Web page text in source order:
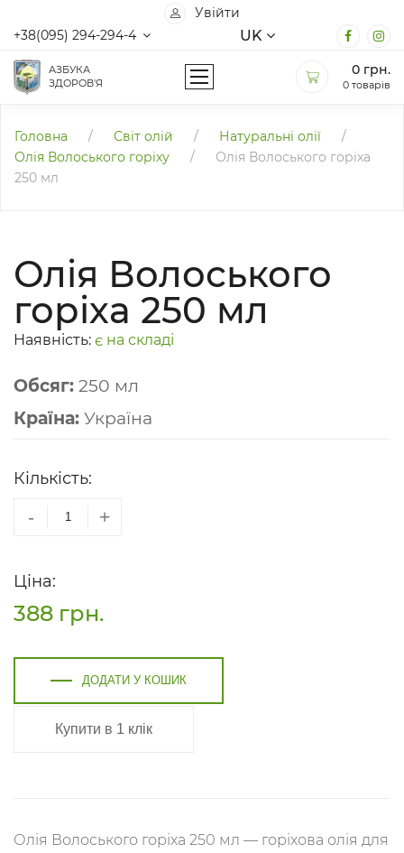
Увійти
+38(095) 294-294-4
UK
АЗБУКА
ЗДОРОВ'Я
0 грн.
0 товарів
Головна / Світ олій / Натуральні олії
/
Олія Волоського горіху
/
Олія Волоського горіха
250 мл
Олія Волоського
горіха 250 мл
Наявність: є на складі
Обсяг: 250 мл
Країна: Україна
Кількість:
- +
Ціна:
388 грн.
ДОДАТИ У КОШИК
Купити в 1 клік
Олія Волоського горіха 250 мл — горіхова олія для